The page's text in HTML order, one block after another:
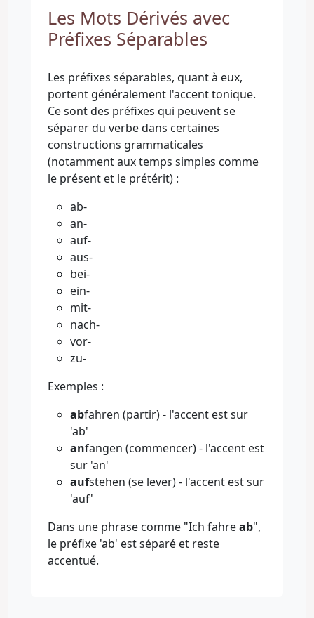
Les Mots Dérivés avec
Préfixes Séparables
Les préfixes séparables, quant à eux,
portent généralement l'accent tonique.
Ce sont des préfixes qui peuvent se
séparer du verbe dans certaines
constructions grammaticales
(notamment aux temps simples comme
le présent et le prétérit) :
ab-
an-
auf-
aus-
bei-
ein-
mit-
nach-
vor-
zu-
Exemples :
abfahren (partir) - l'accent est sur
'ab'
anfangen (commencer) - l'accent est
sur 'an'
aufstehen (se lever) - l'accent est sur
'auf'
Dans une phrase comme "Ich fahreab",
le préfixe 'ab' est séparé et reste
accentué.